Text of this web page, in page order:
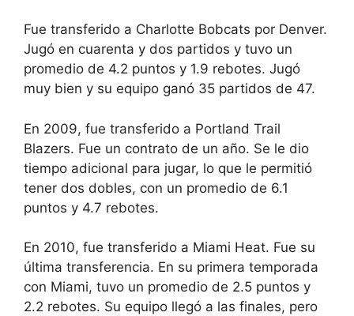
Fue transferido a Charlotte Bobcats por Denver.
Jugó en cuarenta y dos partidos y tuvo un
promedio de 4.2 puntos y 1.9 rebotes. Jugó
muy bien y su equipo ganó 35 partidos de 47.
En 2009, fue transferido a Portland Trail
Blazers. Fue un contrato de un año. Se le dio
tiempo adicional para jugar, lo que le permitió
tener dos dobles, con un promedio de 6.1
puntos y 4.7 rebotes.
En 2010, fue transferido a Miami Heat. Fue su
última transferencia. En su primera temporada
con Miami, tuvo un promedio de 2.5 puntos y
2.2 rebotes. Su equipo llegó a las finales, pero